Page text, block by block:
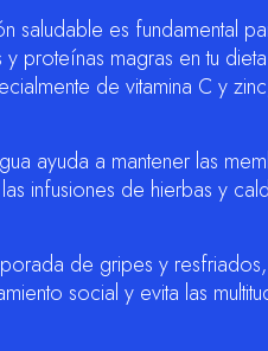
saludable es fundamental
proteínas magras en tu
de vitamina C y
ayuda a mantener las
infusiones de hierbas y
de gripes y
social y evita las